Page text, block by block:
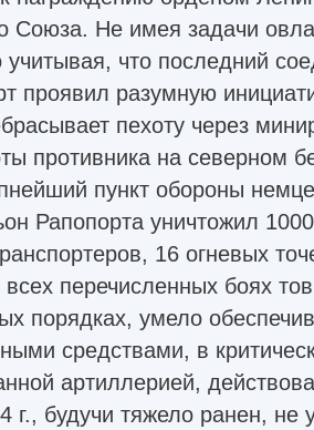
Союза. Не имея задачи
что последний
проявил разумную
пехоту через
противника на северном
пункт обороны
Рапопорта уничтожил
16 огневых
перечисленных боях
порядках, умело
средствами, в
артиллерией,
г., будучи тяжело ранен,